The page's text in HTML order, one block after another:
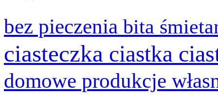
bez pieczenia bita
ciasteczka ciastka
domowe produkcje